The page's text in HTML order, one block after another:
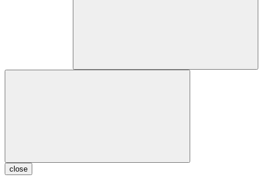
close